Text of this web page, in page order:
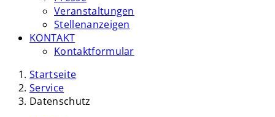
Veranstaltungen
Stellenanzeigen
KONTAKT
Kontaktformular
Startseite
Service
Datenschutz